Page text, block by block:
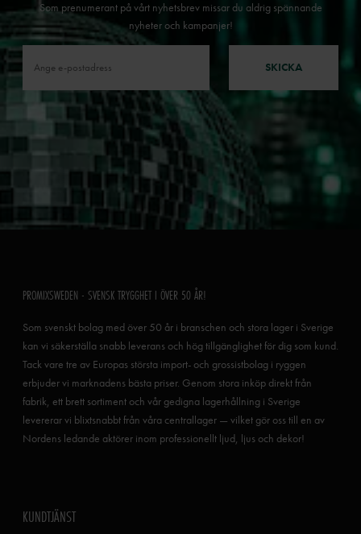
Som prenumerant på vårt nyhetsbrev missar du aldrig spännande
nyheter och kampanjer!
SKICKA
PROMIXSWEDEN - SVENSK TRYGGHET I ÖVER 50 ÅR!
Som svenskt bolag med över 50 år i branschen och stora lager i Sverige
kan vi säkerställa snabb leverans och hög tillgänglighet för dig som kund.
Tack vare tre av Europas största import- och grossistbolag i ryggen
erbjuder vi marknadens bästa priser. Genom stora inköp direkt från
fabrik, ett brett sortiment och vår gedigna lagerhållning i Sverige
levererar vi blixtsnabbt från våra centrallager — vilket gör oss till en av
Nordens ledande aktörer inom professionellt ljud, ljus och dekor!
KUNDTJÄNST